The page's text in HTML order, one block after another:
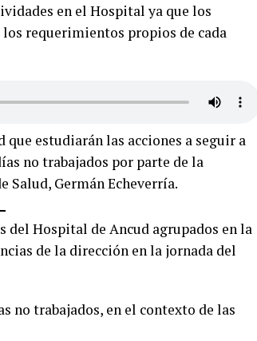
en el Hospital ya que los
requerimientos propios de cada
estudiarán las acciones a seguir a
no trabajados por parte de la
Germán Echeverría.
Hospital de Ancud agrupados en la
de la dirección en la jornada del
no trabajados, en el contexto de las